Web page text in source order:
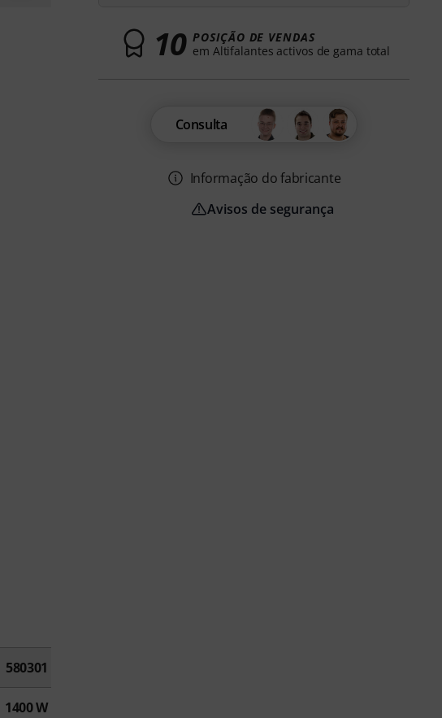
580301
1400 W
10 POSIÇÃO DE VENDAS
em Altifalantes activos de gama total
Consulta
Informação do fabricante
Avisos de segurança